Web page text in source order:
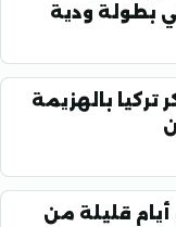
ودية
بالهزيمة
قليلة من